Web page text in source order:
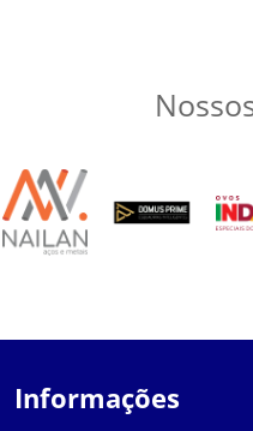
Informações